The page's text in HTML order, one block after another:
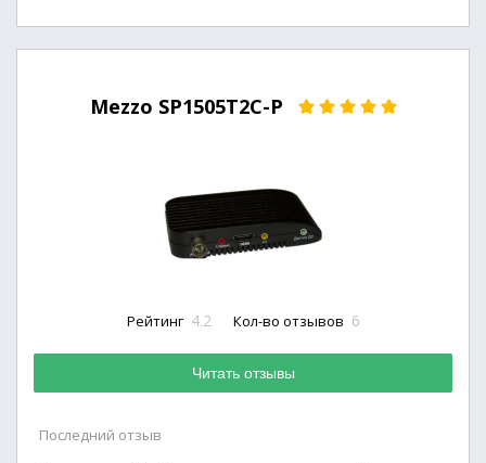
Mezzo SP1505T2C-P
Рейтинг 4.2 Кол-во отзывов 6
Читать отзывы
Последний отзыв